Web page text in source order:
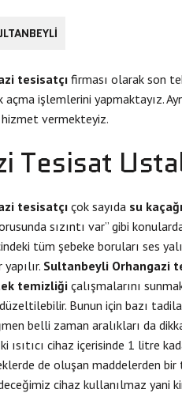
tesisatçıfirması olarak son
işlemlerini yapmaktayız.
vermekteyiz.
Tesisat
tesisatçıçok sayıda su
sızıntı var” gibi
tüm şebeke boruları ses
Sultanbeyli Orhangazi
temizliği çalışmalarını
Bunun için bazı
belli zaman aralıkları da
ısıtıcı cihaz içerisinde 1 litre
de oluşan maddelerden
cihaz kullanılmaz yani